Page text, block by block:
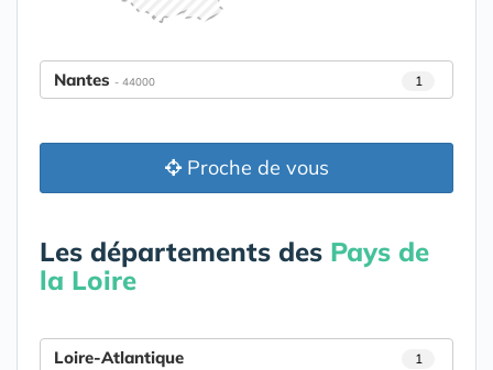
Nantes - 44000 1
Proche de vous
Les départements des Pays de
la Loire
Loire-Atlantique 1